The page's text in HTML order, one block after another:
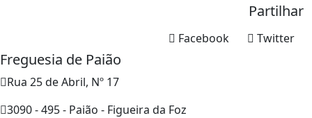
Partilhar
Twitter
Facebook
Freguesia de Paião
Rua 25 de Abril, Nº 17
3090 - 495 - Paião - Figueira da Foz